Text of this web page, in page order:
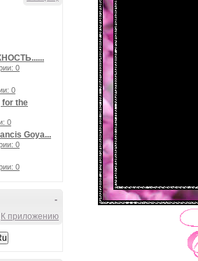
0
0
for the
0
Goya...
0
0
-
К приложению